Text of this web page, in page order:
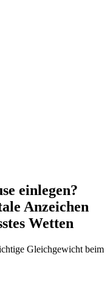
einlegen?
Anzeichen
Wetten
Gleichgewicht beim